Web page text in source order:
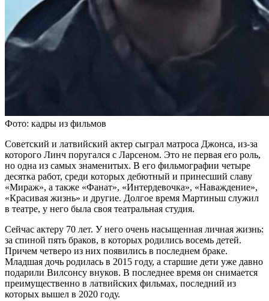
Фото: кадры из фильмов
Советский и латвийский актер сыграл матроса Джонса, из-за
которого Линч поругался с Ларсеном. Это не первая его роль,
но одна из самых знаменитых. В его фильмографии четыре
десятка работ, среди которых дебютный и принесший славу
«Мираж», а также «Фанат», «Интердевочка», «Наваждение»,
«Красивая жизнь» и другие. Долгое время Мартиньш служил
в театре, у него была своя театральная студия.
Сейчас актеру 70 лет. У него очень насыщенная личная жизнь:
за спиной пять браков, в которых родились восемь детей.
Причем четверо из них появились в последнем браке.
Младшая дочь родилась в 2015 году, а старшие дети уже давно
подарили Вилсонсу внуков. В последнее время он снимается
преимущественно в латвийских фильмах, последний из
которых вышел в 2020 году.